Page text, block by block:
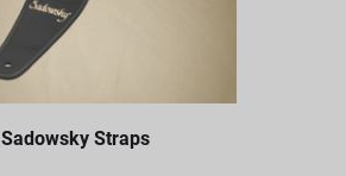
Sadowsky Straps